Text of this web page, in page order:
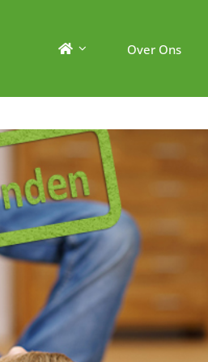
Over Ons